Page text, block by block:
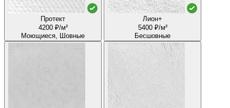
Протект
4200 ₽/м²
Моющиеся, Шовные
Лион+
5400 ₽/м²
Бесшовные